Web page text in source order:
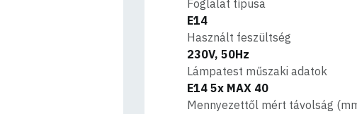
Foglalat típusa
E14
Használt feszültség
230V, 50Hz
Lámpatest műszaki adatok
E14 5x MAX 40
Mennyezettől mért távolság